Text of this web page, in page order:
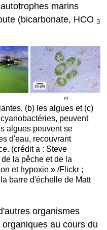
marins
(bicarbonate, HCO3
(b) les algues et (c)
peuvent
algues peuvent se
d'eau, recouvrant
(crédit a : Steve
la pêche et de la
et hypoxie » /Flickr ;
barre d'échelle de Matt
organismes
au cours du